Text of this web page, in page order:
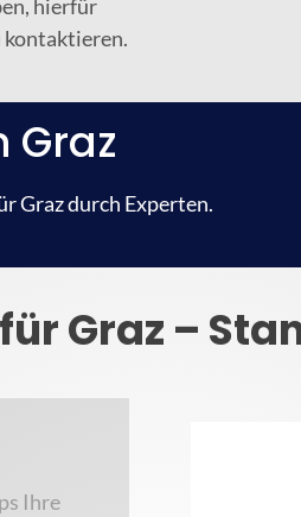
hierfür
kontaktieren.
Graz
Graz durch Experten.
Graz –
Ihre